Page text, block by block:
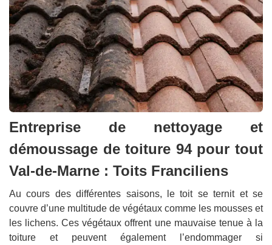
Entreprise de nettoyage et
démoussage de toiture 94 pour tout
Val-de-Marne : Toits Franciliens
Au cours des différentes saisons, le toit se ternit et se
couvre d’une multitude de végétaux comme les mousses et
les lichens. Ces végétaux offrent une mauvaise tenue à la
toiture et peuvent également l’endommager si